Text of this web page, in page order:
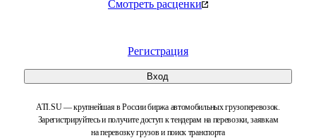
Смотреть расценки
Регистрация
Вход
ATI.SU — крупнейшая в России биржа автомобильных грузоперевозок.
Зарегистрируйтесь и получите доступ к тендерам на перевозки, заявкам
на перевозку грузов и поиск транспорта